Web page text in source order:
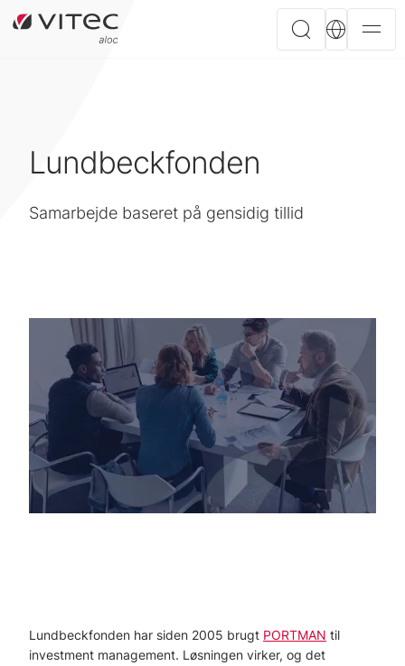
Lundbeckfonden
Samarbejde baseret på gensidig tillid
Lundbeckfonden har siden 2005 brugt PORTMAN til
investment management. Løsningen virker, og det